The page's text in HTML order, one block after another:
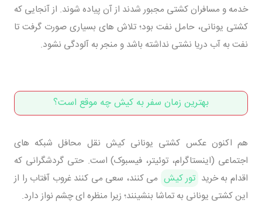
خدمه و مسافران کشتی مجبور شدند از آن پیاده شوند. از آنجایی که
کشتی یونانی، حامل نفت بود؛ تلاش های بسیاری صورت گرفت تا
نفت به آب دریا نشتی نداشته باشد و منجر به آلودگی نشود.
بهترین زمان سفر به کیش چه موقع است؟
هم اکنون عکس کشتی یونانی کیش نقل محافل شبکه های
اجتماعی (اینستاگرام، توئیتر، فیسبوک) است. حتی گردشگرانی که
اقدام به خرید تور کیش می کنند، سعی می کنند غروب آفتاب را از
این کشتی یونانی به تماشا بنشینند؛ زیرا منظره ای چشم نواز دارد.